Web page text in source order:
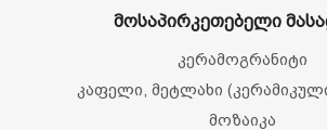
მოსაპირკეთებელი
კერამოგრანიტი
კაფელი, მეტლახი
მოზაიკა